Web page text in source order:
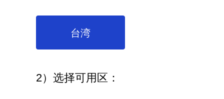
台湾
2）选择可用区：